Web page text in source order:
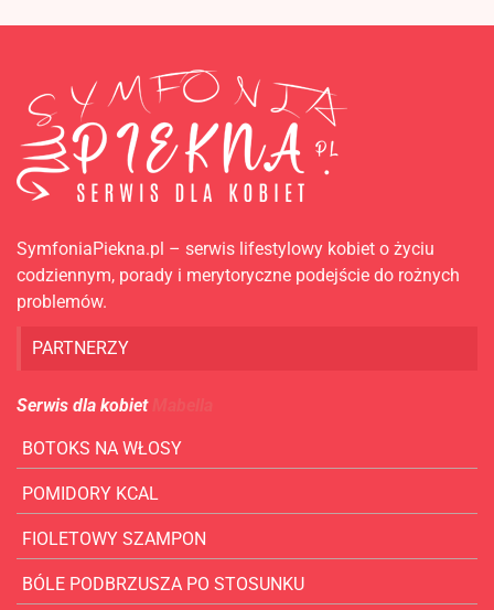
SymfoniaPiekna.pl – serwis lifestylowy kobiet o życiu
codziennym, porady i merytoryczne podejście do rożnych
problemów.
PARTNERZY
Serwis dla kobiet
BOTOKS NA WŁOSY
POMIDORY KCAL
FIOLETOWY SZAMPON
BÓLE PODBRZUSZA PO STOSUNKU